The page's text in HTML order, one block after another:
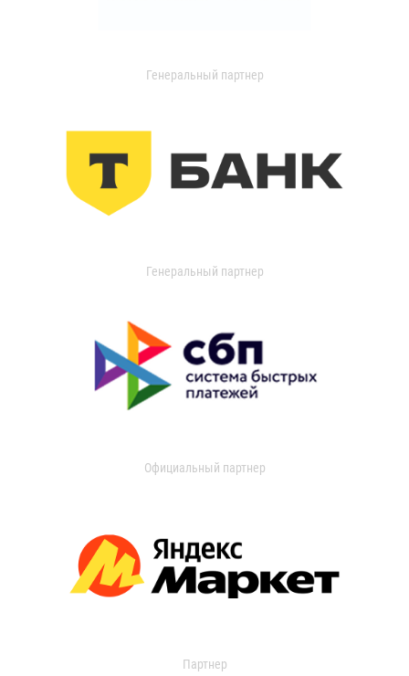
Генеральный партнер
Генеральный партнер
Официальный партнер
Партнер